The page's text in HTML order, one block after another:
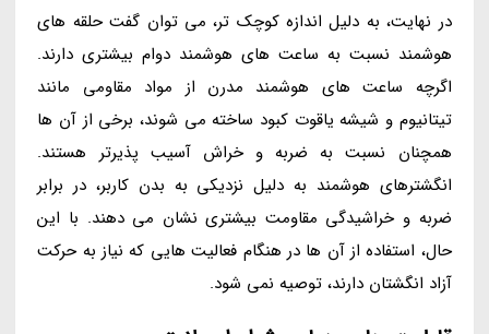
در نهایت، به دلیل اندازه کوچک تر، می توان گفت حلقه های
هوشمند نسبت به ساعت های هوشمند دوام بیشتری دارند.
اگرچه ساعت های هوشمند مدرن از مواد مقاومی مانند
تیتانیوم و شیشه یاقوت کبود ساخته می شوند، برخی از آن ها
همچنان نسبت به ضربه و خراش آسیب پذیرتر هستند.
انگشترهای هوشمند به دلیل نزدیکی به بدن کاربر، در برابر
ضربه و خراشیدگی مقاومت بیشتری نشان می دهند. با این
حال، استفاده از آن ها در هنگام فعالیت هایی که نیاز به حرکت
آزاد انگشتان دارند، توصیه نمی شود.